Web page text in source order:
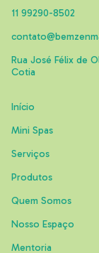
11 99290-8502
Rua José Félix de
Cotia
Início
Mini Spas
Serviços
Produtos
Quem Somos
Nosso Espaço
Mentoria